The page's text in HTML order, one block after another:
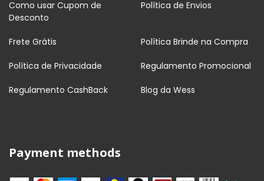
Como usar Cupom de
Desconto
Política de Envios
Frete Grátis Política Brinde na Compra
Política de Privacidade Regulamento Promocional
Regulamento CashBack Blog da Wess
Payment methods